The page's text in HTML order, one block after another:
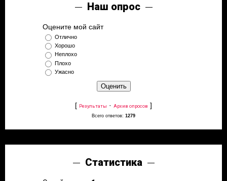
Наш опрос
Оцените мой сайт
Отлично
Хорошо
Неплохо
Плохо
Ужасно
[ Результаты · Архив опросов ]
Всего ответов: 1279
Статистика